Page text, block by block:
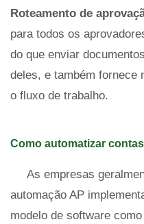
Roteamento de
para todos os
do que enviar
deles, e também fornece
o fluxo de trabalho.
Como automatizar
As empresas
automação AP
modelo de software